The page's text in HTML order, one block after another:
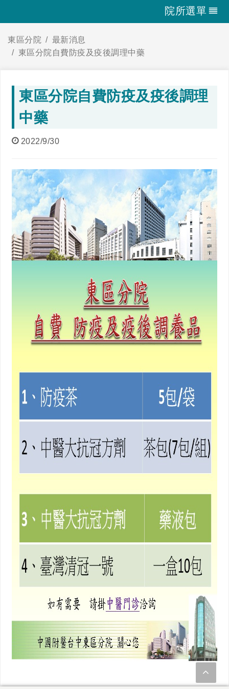
院所選單
東區分院
最新消息
東區分院自費防疫及疫後調理中藥
東區分院自費防疫及疫後調理
中藥
2022/9/30